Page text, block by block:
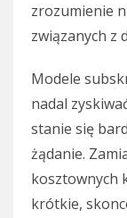
zrozumienie
związanych z
Modele
nadal
stanie się
żądanie.
kosztownych
krótkie,